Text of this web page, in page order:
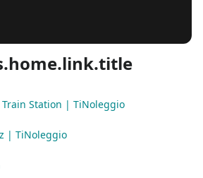
Train Station | TiNoleggio
| TiNoleggio